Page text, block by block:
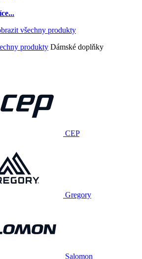
produkty Dámské doplňky
CEP
Gregory
Salomon